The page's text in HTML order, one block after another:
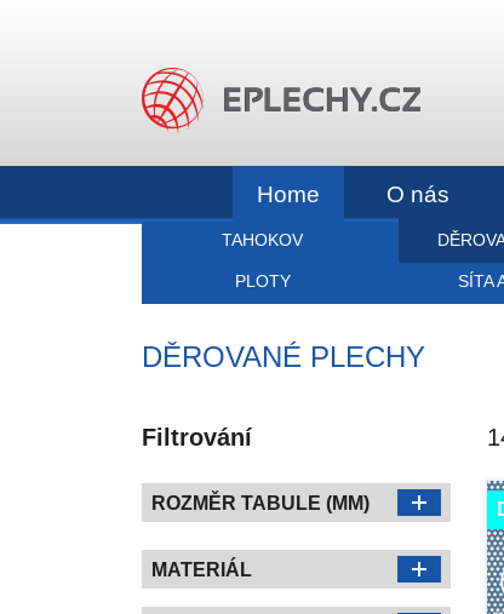
Home
TAHOKOV
PLOTY SÍTA
O nás
DĚROVANÉ PLECHY
Filtrování
ROZMĚR TABULE (MM)
MATERIÁL